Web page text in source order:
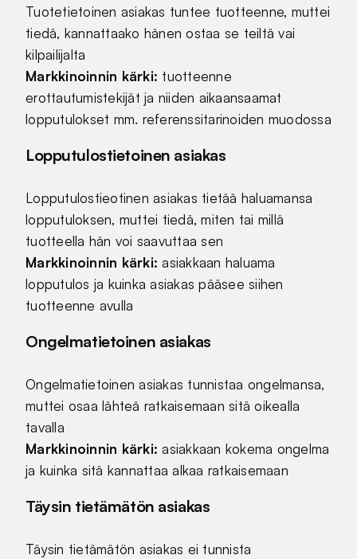
Tuotetietoinen asiakas tuntee tuotteenne, muttei
tiedä, kannattaako hänen ostaa se teiltä vai
kilpailijalta
Markkinoinnin kärki: tuotteenne
erottautumistekijät ja niiden aikaansaamat
lopputulokset mm. referenssitarinoiden muodossa
Lopputulostietoinen asiakas
Lopputulostieotinen asiakas tietää haluamansa
lopputuloksen, muttei tiedä, miten tai millä
tuotteella hän voi saavuttaa sen
Markkinoinnin kärki:asiakkaan haluama
lopputulos ja kuinka asiakas pääsee siihen
tuotteenne avulla
Ongelmatietoinen asiakas
Ongelmatietoinen asiakas tunnistaa ongelmansa,
muttei osaa lähteä ratkaisemaan sitä oikealla
tavalla
Markkinoinnin kärki:asiakkaan kokema ongelma
ja kuinka sitä kannattaa alkaa ratkaisemaan
Täysin tietämätön asiakas
Täysin tietämätön asiakas ei tunnista